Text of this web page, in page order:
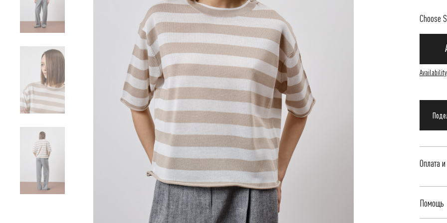
Choose
Оплата
Delivery
to clarify
Помощь